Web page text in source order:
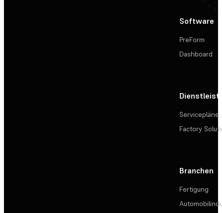
Software
PreForm
Dashboard
Servicepläne
Factory
Branchen
Fertigung